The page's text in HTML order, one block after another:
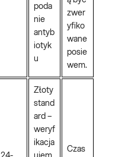
poda
nie
antyb
iotyk
u
zwer
yfiko
wane
posie
wem.
Złoty
stand
ard –
weryf
ikacja
Czas